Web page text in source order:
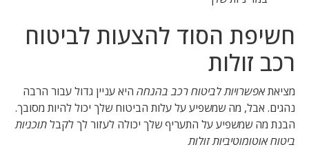
חשיפת הסוד להצעות לביטוח
רכב זולות
מציאתאפשרויות לביטוח רכב בהנחה היא עניין גדול עבור הרבה
נהגים. אבל, מה שמשפיע על עלות הביטוח שלך יכול להיות מסובך.
הבנת מה שמשפיע על התעריף שלך יכולה לעזור לך לקבלתוכניות
ביטוח אוטומוטיביות זולות